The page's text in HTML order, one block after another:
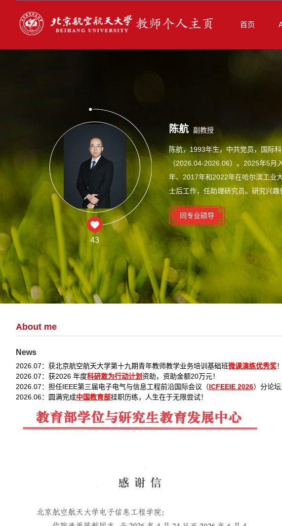
首页
43
陈航 副教授
陈航，1993年生，中共党员，国际
（2026.04-2026.06）。2025年5
年、2017年和2022年在哈尔滨工业
士后工作，任助理研究员。研究兴
同专业硕导
About me
News
2026.07：获北京航空航天大学第十九期青年教师教学业务培训基础班微课演练优秀奖！
2026.07：获2026 年度科研敢为行动计划资助，资助金额20万元！
2026.07：担任IEEE第三届电子电气与信息工程前沿国际会议（ICFEEIE 2026）分论坛
2026.06：圆满完成中国教育部挂职历练，人生在于无限尝试！